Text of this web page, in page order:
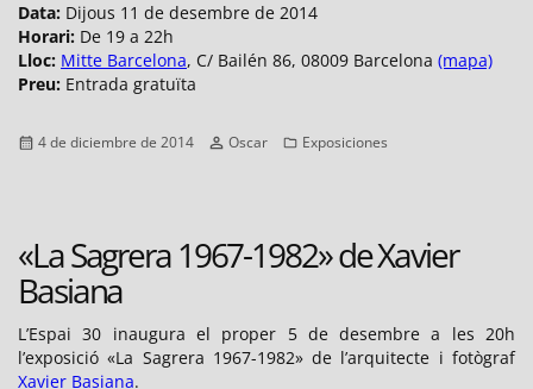
Data: Dijous 11 de desembre de 2014
Horari: De 19 a 22h
Lloc: Mitte Barcelona, C/ Bailén 86, 08009 Barcelona (mapa)
Preu: Entrada gratuïta
Publicado
4 de diciembre de 2014 Autor
Oscar Categorías
Exposiciones
«La Sagrera 1967-1982» de Xavier
Basiana
L’Espai 30 inaugura el proper 5 de desembre a les 20h
l’exposició «La Sagrera 1967-1982» de l’arquitecte i fotògraf
Xavier Basiana.